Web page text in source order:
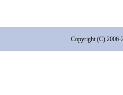
Copyright (C)